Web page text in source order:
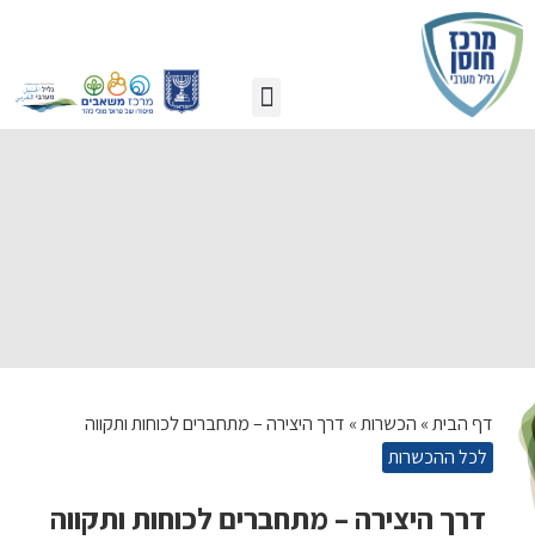
דף הבית» הכשרות» דרך היצירה – מתחברים לכוחות ותקווה
לכל ההכשרות
דרך היצירה – מתחברים לכוחות ותקווה